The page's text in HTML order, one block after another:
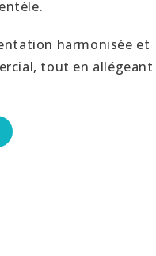
harmonisée et
tout en allégeant